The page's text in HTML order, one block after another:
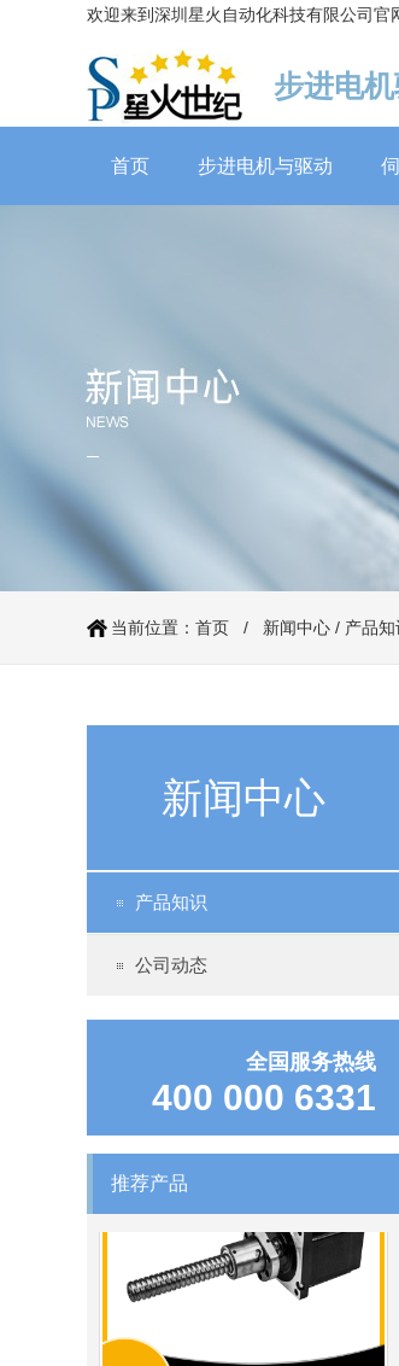
欢迎来到深圳星火自动化科技有限公司官
步进电
首页 步进电机与驱动
当前位置： 首页 / 新闻中心 / 产品知
新闻中心
产品知识
公司动态
全国服务热线
400 000 6331
推荐产品
伺服电机60系列（抱闸）
86系列步进电机（丝杆）